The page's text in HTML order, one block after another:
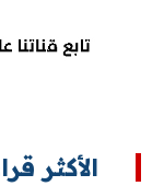
الأكثر